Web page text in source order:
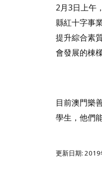
2月3日上午
縣紅十字事
提升綜合素
會發展的棟樑
目前澳門樂
學生，他們
更新日期: 2019